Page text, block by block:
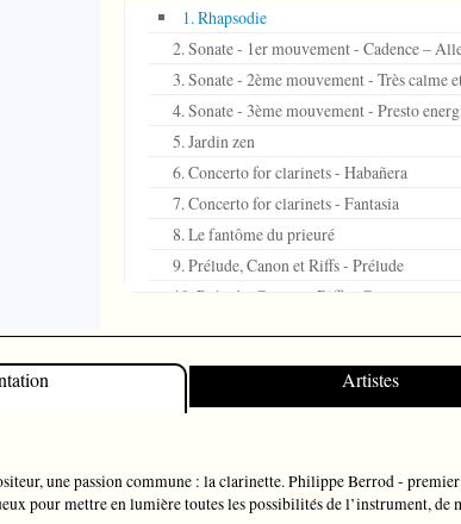
1. Rhapsodie
2. Sonate - 1er mouvement - Cadence –
3. Sonate - 2ème mouvement - Très calme
4. Sonate - 3ème mouvement - Presto
5. Jardin zen
6. Concerto for clarinets - Habañera
7. Concerto for clarinets - Fantasia
8. Le fantôme du prieuré
9. Prélude, Canon et Riffs - Prélude
10. Prélude, Canon et Riffs - Canon
12. Fourmis dans le pied
Artistes
une passion commune : la clarinette. Philippe Berrod -
pour mettre en lumière toutes les possibilités de l’instrument, de